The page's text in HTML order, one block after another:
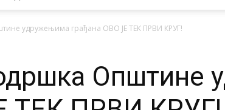
удружењима грађана ОВО ЈЕ ТЕК ПРВИ КРУГ!
Општине